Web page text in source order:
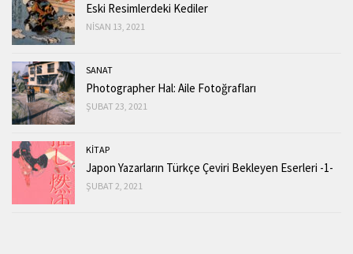
Eski Resimlerdeki Kediler
NISAN 13, 2021
SANAT
Photographer Hal: Aile Fotoğrafları
ŞUBAT 23, 2021
KİTAP
Japon Yazarların Türkçe Çeviri Bekleyen Eserleri -1-
ŞUBAT 2, 2021